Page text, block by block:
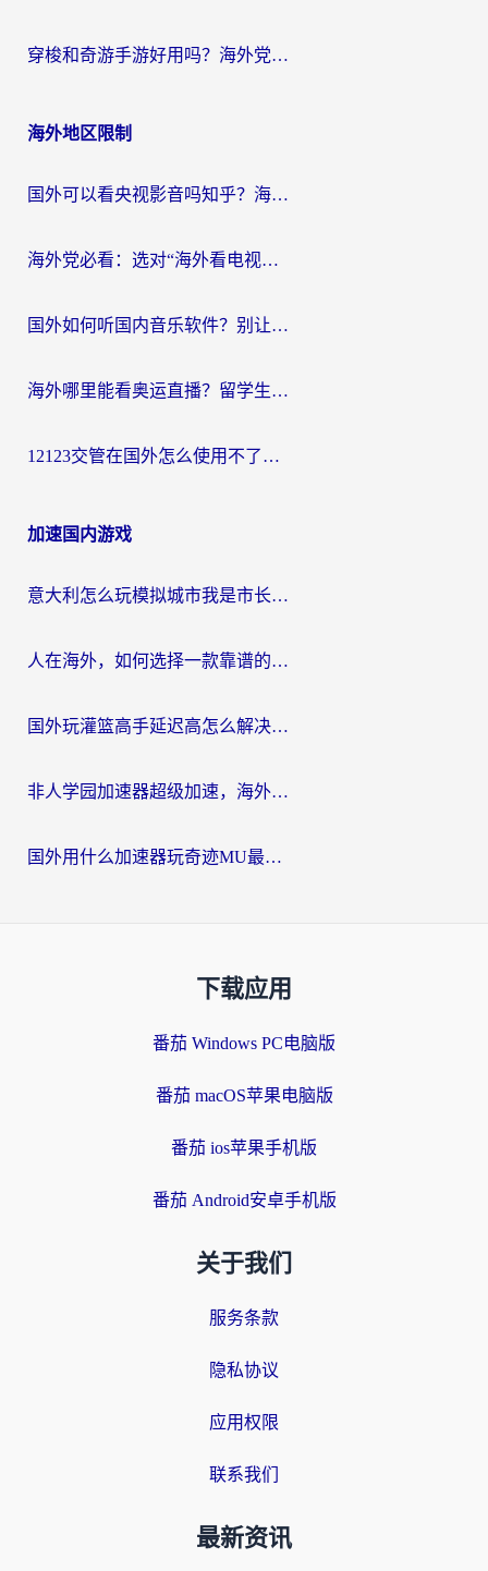
穿梭和奇游手游好用吗？海外党亲测3款回国加速器，附蜜蜂加速器七天试用攻略
海外地区限制
国外可以看央视影音吗知乎？海外党亲测有效的回国加速方案
海外党必看：选对“海外看电视剧软件”，再也不用愁国内剧刷不了
国外如何听国内音乐软件？别让地域限制，断了你的中文歌单
海外哪里能看奥运直播？留学生&海外华人必看的体育赛事观赛终极指南
12123交管在国外怎么使用不了？海外华人必看的无缝访问国内资源指南
加速国内游戏
意大利怎么玩模拟城市我是市长？海外党国服游戏加速终极攻略（附三国3量子特攻解决办法）
人在海外，如何选择一款靠谱的玩剑灵2加速器？
国外玩灌篮高手延迟高怎么解决？海外玩家国服游戏加速终极指南
非人学园加速器超级加速，海外玩家重返国服的通行证
国外用什么加速器玩奇迹MU最好？2026海外玩家国服游戏加速全攻略
下载应用
番茄 Windows PC电脑版
番茄 macOS苹果电脑版
番茄 ios苹果手机版
番茄 Android安卓手机版
关于我们
服务条款
隐私协议
应用权限
联系我们
最新资讯